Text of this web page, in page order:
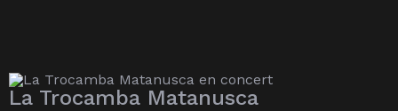
La Trocamba Matanusca